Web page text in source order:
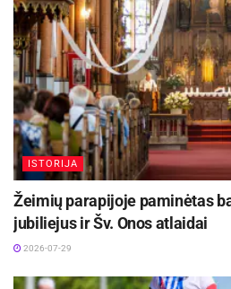
ISTORIJA
Žeimių parapijoje paminėtas
jubiliejus ir Šv. Onos atlaidai
2026-07-29